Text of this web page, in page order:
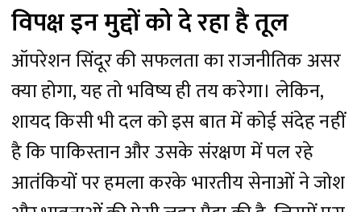
विपक्ष इन मुद्दों को दे रहा है तूल
ऑपरेशन सिंदूर की सफलता का राजनीतिक असर
क्या होगा, यह तो भविष्य ही तय करेगा। लेकिन,
शायद किसी भी दल को इस बात में कोई संदेह नहीं
है कि पाकिस्तान और उसके संरक्षण में पल रहे
आतंकियों पर हमला करके भारतीय सेनाओं ने जोश